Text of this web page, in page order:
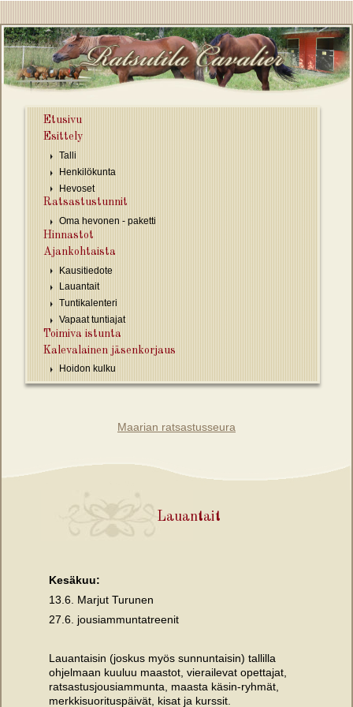
Etusivu
Esittely
Talli
Henkilökunta
Hevoset
Ratsastustunnit
Oma hevonen - paketti
Hinnastot
Ajankohtaista
Kausitiedote
Lauantait
Tuntikalenteri
Vapaat tuntiajat
Toimiva istunta
Kalevalainen jäsenkorjaus
Hoidon kulku
Maarian ratsastusseura
Lauantait
Kesäkuu:
13.6. Marjut Turunen
27.6. jousiammuntatreenit
Lauantaisin (joskus myös sunnuntaisin) tallilla
ohjelmaan kuuluu maastot, vierailevat opettajat,
ratsastusjousiammunta, maasta käsin-ryhmät,
merkkisuorituspäivät, kisat ja kurssit.